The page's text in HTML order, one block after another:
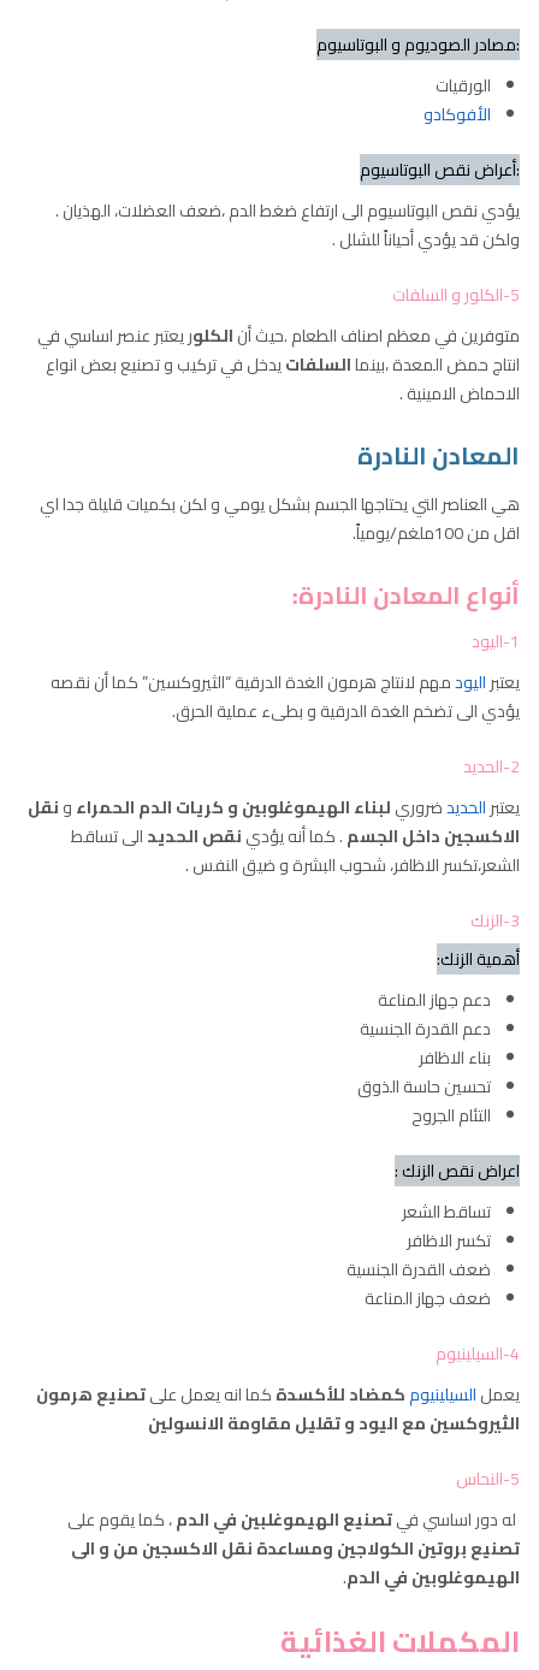
:مصادر الصوديوم و البوتاسيوم
الورقيات
الأفوكادو
:أعراض نقص البوتاسيوم
يؤدي نقص البوتاسيوم الى ارتفاع ضغط الدم ،ضعف العضلات، الهذيان .
ولكن قد يؤدي أحياناً للشلل .
5-الكلور و السلفات
متوفرين في معظم اصناف الطعام .حيث أنالكلور يعتبر عنصر اساسي في
انتاج حمض المعدة ،بينماالسلفاتيدخل في تركيب و تصنيع بعض انواع
الاحماض الامينية .
المعادن النادرة
هي العناصر التي يحتاجها الجسم بشكل يومي و لكن بكميات قليلة جدا اي
اقل من 100ملغم/يومياً.
أنواع المعادن النادرة:
1-اليود
يعتبراليودمهم لانتاج هرمون الغدة الدرقية “الثيروكسين” كما أن نقصه
يؤدي الى تضخم الغدة الدرقية و بطىء عملية الحرق.
2-الحديد
يعتبرالحديدضروريلبناء الهيموغلوبين و كريات الدم الحمراءونقل
الاكسجين داخل الجسم. كما أنه يؤدينقصالحديدالى تساقط
الشعر،تكسر الاظافر، شحوب البشرة و ضيق النفس .
3-الزنك
أهمية الزنك:
دعم جهاز المناعة
دعم القدرة الجنسية
بناء الاظافر
تحسين حاسة الذوق
التئام الجروح
اعراض نقص الزنك :
تساقط الشعر
تكسر الاظافر
ضعف القدرة الجنسية
ضعف جهاز المناعة
4-السيلينيوم
يعملالسيلينيومكمضاد للأكسدةكما انه يعمل علىتصنيع هرمون
الثيروكسين مع اليود و تقليل مقاومةالانسولين
5-النحاس
له دور اساسي فيتصنيع الهيموغلبين في الدم، كما يقوم على
تصنيع بروتين الكولاجينومساعدة نقل الاكسجين من و الى
الهيموغلوبين في الدم.
المكملات الغذائية